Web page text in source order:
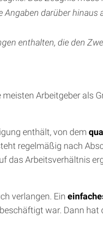
darüber
enthalten, die den
Arbeitgeber als
enthält, von dem
regelmäßig nach
das Arbeitsverhältnis
verlangen. Ein
war. Dann hat